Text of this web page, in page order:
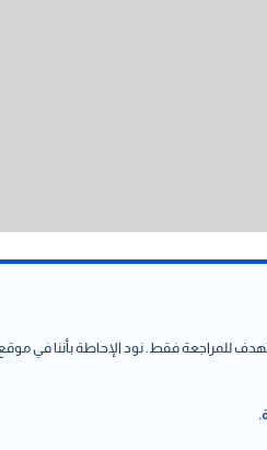
للمراجعة فقط. نود الإحاطة بأننا في